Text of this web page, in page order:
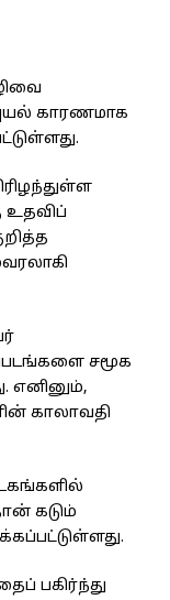
காரணமாக
உதவிப்
சமூக
எனினும்,
காலாவதி
கடும்
பகிர்ந்து